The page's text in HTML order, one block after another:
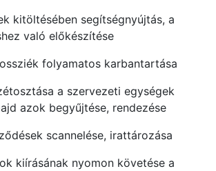
kitöltésében segítségnyújtás, a
való előkészítése
folyamatos karbantartása
a szervezeti egységek
azok begyűjtése, rendezése
scannelése, irattározása
kiírásának nyomon követése a